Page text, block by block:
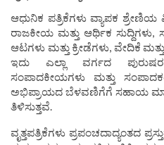
ಆಧುನಿಕ ಪತ್ರಿಕೆಗಳು ವ್ಯಾಪಕ
ರಾಜಕೀಯ ಮತ್ತು ಆರ್ಥಿಕ ಸುದ್ದಿಗಳು,
ಆಟಗಳು ಮತ್ತು ಕ್ರೀಡೆಗಳು, ವೇದಿಕೆ
ಇದು ಎಲ್ಲಾ ವರ್ಗದ ಪುರುಷರ
ಸಂಪಾದಕೀಯಗಳು ಮತ್ತು
ಅಭಿಪ್ರಾಯದ ಬೆಳವಣಿಗೆಗೆ ಸಹಾಯ
ತಿಳಿಸುತ್ತವೆ.
ವೃತ್ತಪತ್ರಿಕೆಗಳು ಪ್ರಪಂಚದಾದ್ಯಂತದ